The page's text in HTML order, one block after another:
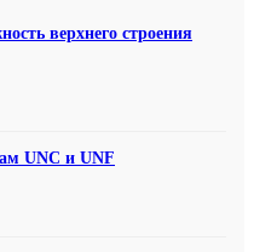
верхнего строения
UNC и UNF